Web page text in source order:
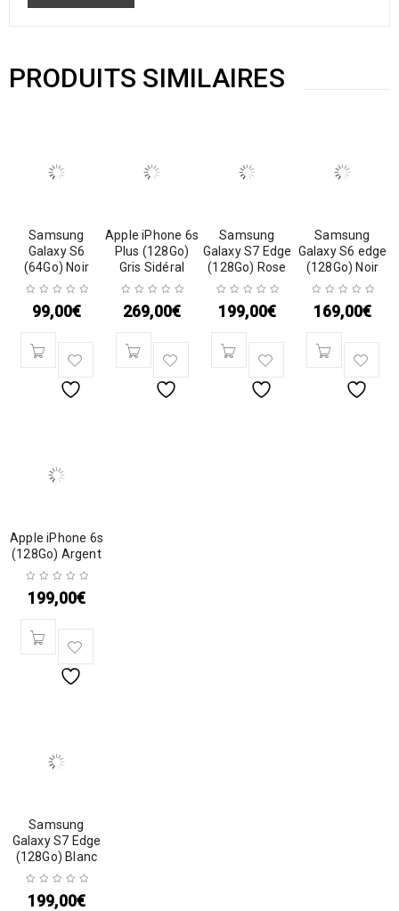
PRODUITS SIMILAIRES
Samsung
Galaxy S6
(64Go) Noir
99,00€
Apple iPhone 6s
Plus (128Go)
Gris Sidéral
269,00€
Samsung
Galaxy S7 Edge
(128Go) Rose
199,00€
Samsung
Galaxy S6 edge
(128Go) Noir
169,00€
Apple iPhone 6s
(128Go) Argent
199,00€
Samsung
Galaxy S7 Edge
(128Go) Blanc
199,00€